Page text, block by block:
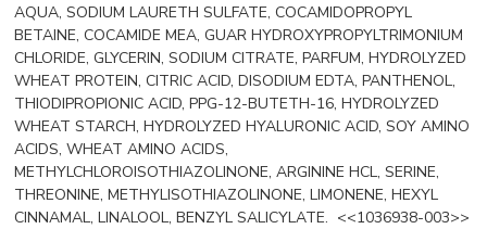
AQUA, SODIUM LAURETH SULFATE, COCAMIDOPROPYL
BETAINE, COCAMIDE MEA, GUAR HYDROXYPROPYLTRIMONIUM
CHLORIDE, GLYCERIN, SODIUM CITRATE, PARFUM, HYDROLYZED
WHEAT PROTEIN, CITRIC ACID, DISODIUM EDTA, PANTHENOL,
THIODIPROPIONIC ACID, PPG-12-BUTETH-16, HYDROLYZED
WHEAT STARCH, HYDROLYZED HYALURONIC ACID, SOY AMINO
ACIDS, WHEAT AMINO ACIDS,
METHYLCHLOROISOTHIAZOLINONE, ARGININE HCL, SERINE,
THREONINE, METHYLISOTHIAZOLINONE, LIMONENE, HEXYL
CINNAMAL, LINALOOL, BENZYL SALICYLATE. <<1036938-003>>